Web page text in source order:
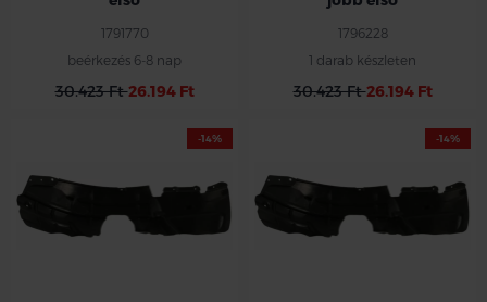
1791770
beérkezés 6-8 nap
30.423 Ft26.194 Ft
1796228
1 darab készleten
30.423 Ft26.194 Ft
-14% -14%